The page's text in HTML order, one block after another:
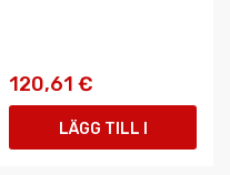
120,61 €
LÄGG TILL I